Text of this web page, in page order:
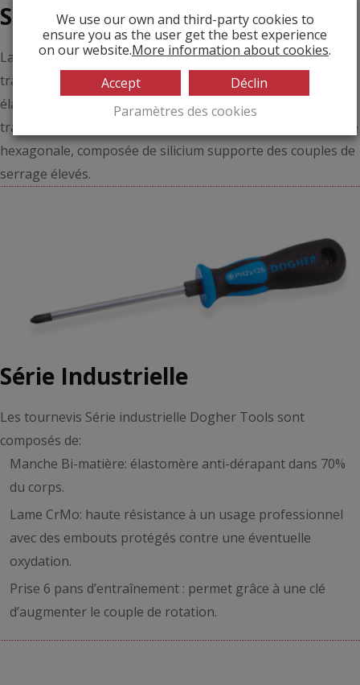
Série Industrielle Plus
La série Industrielle Plus est spécialement conçue pour les
travaux les plus exigeants. La poignée composée d’un
élastomère thermo-plastique antidérapant permet de
transférer le couple de serrage maximum sur la vis. La lame
hexagonale, composée de silicium supporte des couples de
serrage élevés.
Série Industrielle
Les tournevis Série industrielle Dogher Tools sont
composés de:
Manche Bi-matière: élastomère anti-dérapant dans 70%
du corps.
Lame CrMo: haute résistance à un usage professionnel
avec des embouts protégés contre une éventuelle
oxydation.
Prise 6 pans d’entraînement : permet grâce à une clé
d’augmenter le couple de rotation.
We use our own and third-party cookies to
ensure you as the user get the best experience
on our website.More information about cookies.
Accept
Déclin
Paramètres des cookies